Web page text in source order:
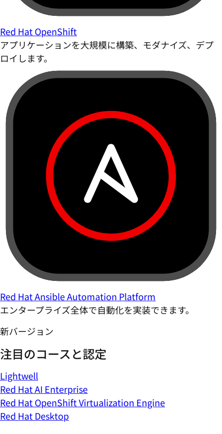
Red Hat OpenShift
アプリケーションを大規模に構築、モダナイズ、デプ
ロイします。
Red Hat Ansible Automation Platform
エンタープライズ全体で自動化を実装できます。
新バージョン
注目のコースと認定
Lightwell
Red Hat AI Enterprise
Red Hat OpenShift Virtualization Engine
Red Hat Desktop